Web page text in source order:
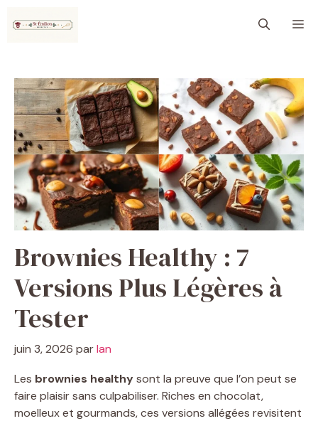
Brownies Healthy : 7
Versions Plus Légères à
Tester
juin 3, 2026 parIan
Les brownies healthysont la preuve que l’on peut se
faire plaisir sans culpabiliser. Riches en chocolat,
moelleux et gourmands, ces versions allégées revisitent